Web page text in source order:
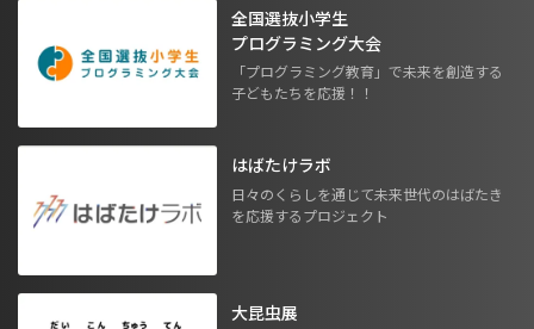
全国選抜小学生
プログラミング大会
「プログラミング教育」で未来を創造する
子どもたちを応援！！
はばたけラボ
日々のくらしを通じて未来世代のはばたき
を応援するプロジェクト
大昆虫展